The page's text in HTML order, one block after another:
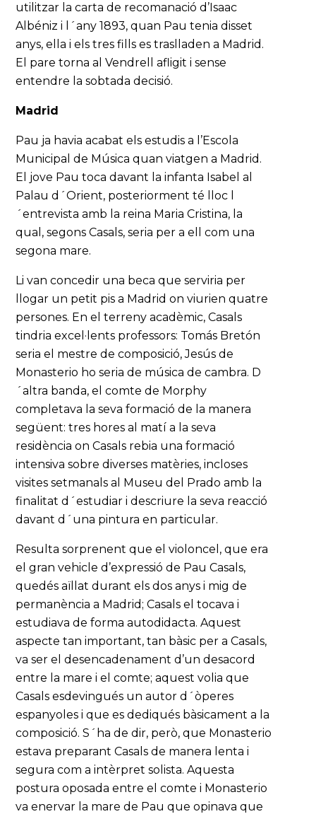
utilitzar la carta de recomanació d’Isaac
Albéniz i l´any 1893, quan Pau tenia disset
anys, ella i els tres fills es traslladen a Madrid.
El pare torna al Vendrell afligit i sense
entendre la sobtada decisió.
Madrid
Pau ja havia acabat els estudis a l’Escola
Municipal de Música quan viatgen a Madrid.
El jove Pau toca davant la infanta Isabel al
Palau d´Orient, posteriorment té lloc l
´entrevista amb la reina Maria Cristina, la
qual, segons Casals, seria per a ell com una
segona mare.
Li van concedir una beca que serviria per
llogar un petit pis a Madrid on viurien quatre
persones. En el terreny acadèmic, Casals
tindria excel·lents professors: Tomás Bretón
seria el mestre de composició, Jesús de
Monasterio ho seria de música de cambra. D
´altra banda, el comte de Morphy
completava la seva formació de la manera
següent: tres hores al matí a la seva
residència on Casals rebia una formació
intensiva sobre diverses matèries, incloses
visites setmanals al Museu del Prado amb la
finalitat d´estudiar i descriure la seva reacció
davant d´una pintura en particular.
Resulta sorprenent que el violoncel, que era
el gran vehicle d’expressió de Pau Casals,
quedés aïllat durant els dos anys i mig de
permanència a Madrid; Casals el tocava i
estudiava de forma autodidacta. Aquest
aspecte tan important, tan bàsic per a Casals,
va ser el desencadenament d’un desacord
entre la mare i el comte; aquest volia que
Casals esdevingués un autor d´òperes
espanyoles i que es dediqués bàsicament a la
composició. S´ha de dir, però, que Monasterio
estava preparant Casals de manera lenta i
segura com a intèrpret solista. Aquesta
postura oposada entre el comte i Monasterio
va enervar la mare de Pau que opinava que